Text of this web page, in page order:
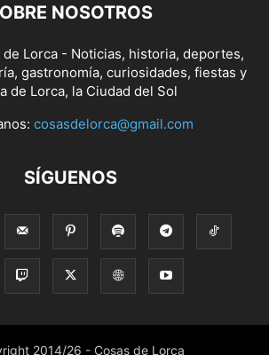
NOSOTROS
de Lorca - Noticias, historia, deportes,
gastronomía, curiosidades, fiestas y
de Lorca, la Ciudad del Sol
cosasdelorca@gmail.com
SÍGUENOS
2014/26 - Cosas de Lorca